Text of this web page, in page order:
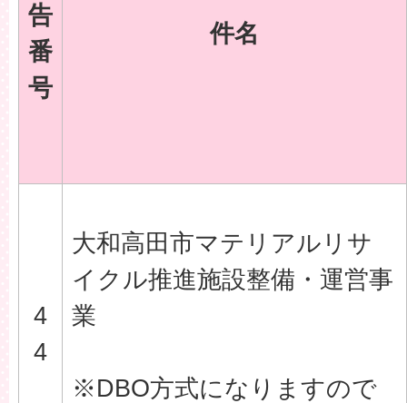
告
番
号
件名
4
4
大和高田市マテリアルリサ
イクル推進施設整備・運営事
業
※DBO方式になりますので